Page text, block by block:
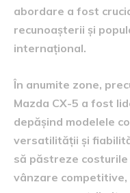
abordare a fost
recunoașterii și
internațional.
În anumite zone,
Mazda CX-5 a fost
depășind modelele
versatilității și
să păstreze
vânzare